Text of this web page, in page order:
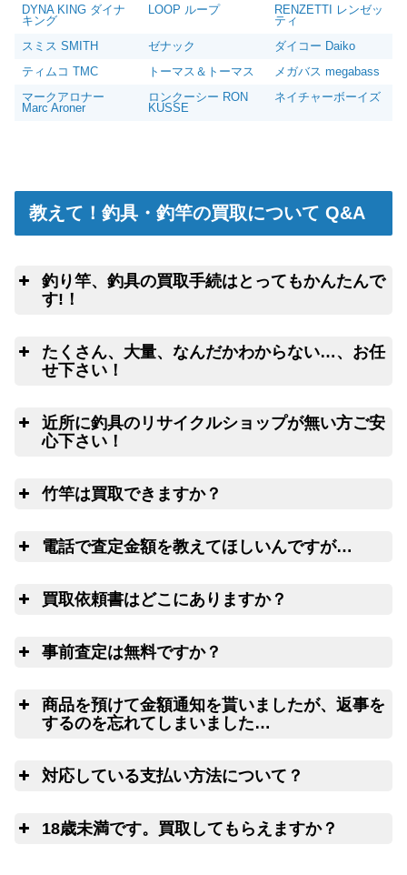
DYNA KING ダイナ
キング
LOOP ループ
RENZETTI レンゼッ
ティ
スミス SMITH
ゼナック
ダイコー Daiko
ティムコ TMC
トーマス＆トーマス
メガバス megabass
マークアロナー
Marc Aroner
ロンクーシー RON
KUSSE
ネイチャーボーイズ
教えて！釣具・釣竿の買取について Q&A
釣り竿、釣具の買取手続はとってもかんたんで
す!！
りクロネコヤマトの集荷申込み
釣竿を入れる無料梱包キットのお取寄サ
ービス
たくさん、大量、なんだかわからない…、お任
せ下さい！
いただけます。お買取り出来ない状態の釣り道具が入っ
近所に釣具のリサイクルショップが無い方ご安
心下さい！
リールや釣り竿を梱包するダンボール、ケ
ースの無料配送サービス
竹竿は買取できますか？
電話で査定金額を教えてほしいんですが…
ウェブ
LINE
買取依頼書はどこにありますか？
ウェブフォーム
事前査定は無料ですか？
商品を預けて金額通知を貰いましたが、返事を
するのを忘れてしまいました…
14日以上連絡がつかない場合には、弊
対応している支払い方法について？
18歳未満です。買取してもらえますか？